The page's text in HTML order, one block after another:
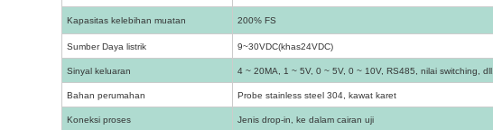
Kapasitas kelebihan muatan 200% FS
Sumber Daya listrik 9~30VDC(khas24VDC)
Sinyal keluaran 4 ~ 20MA, 1 ~ 5V, 0 ~ 5V, 0 ~ 10V, RS485, nilai switching, dll.
Bahan perumahan Probe stainless steel 304, kawat karet
Koneksi proses Jenis drop-in, ke dalam cairan uji